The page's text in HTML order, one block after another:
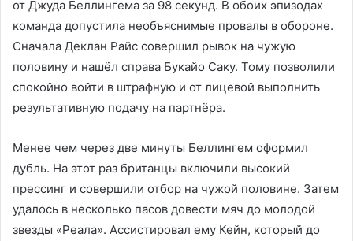
от Джуда Беллингема за 98 секунд. В обоих эпизодах
команда допустила необъяснимые провалы в обороне.
Сначала Деклан Райс совершил рывок на чужую
половину и нашёл справа Букайо Саку. Тому позволили
спокойно войти в штрафную и от лицевой выполнить
результативную подачу на партнёра.
Менее чем через две минуты Беллингем оформил
дубль. На этот раз британцы включили высокий
прессинг и совершили отбор на чужой половине. Затем
удалось в несколько пасов довести мяч до молодой
звезды «Реала». Ассистировал ему Кейн, который до